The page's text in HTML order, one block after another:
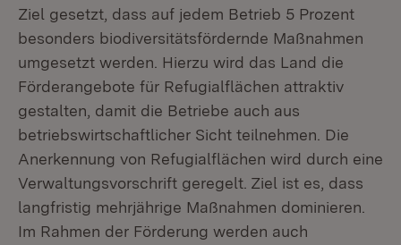
Ziel gesetzt, dass auf jedem Betrieb 5 Prozent
besonders biodiversitätsfördernde Maßnahmen
umgesetzt werden. Hierzu wird das Land die
Förderangebote für Refugialflächen attraktiv
gestalten, damit die Betriebe auch aus
betriebswirtschaftlicher Sicht teilnehmen. Die
Anerkennung von Refugialflächen wird durch eine
Verwaltungsvorschrift geregelt. Ziel ist es, dass
langfristig mehrjährige Maßnahmen dominieren.
Im Rahmen der Förderung werden auch